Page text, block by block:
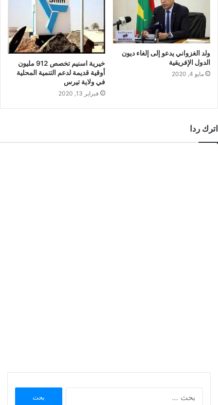
ولد الغزواني يدعو إلى إلغاء ديون
الدول الإفريقية
مايو 4, 2020
خيرية اسنيم تخصص 912 مليون
أوقية قديمة لدعم التنمية المحلية
في ولاية تيرس
فبراير 13, 2020
اترك ردا